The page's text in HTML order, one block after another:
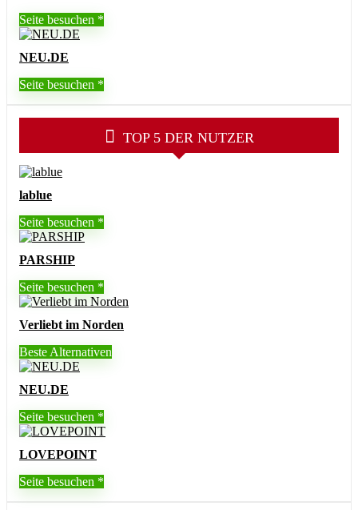
Seite besuchen
NEU.DE
Seite besuchen
TOP 5 DER NUTZER
lablue
Seite besuchen
PARSHIP
Seite besuchen
Verliebt im Norden
Beste Alternativen
NEU.DE
Seite besuchen
LOVEPOINT
Seite besuchen